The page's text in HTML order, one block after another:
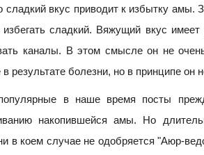
вкус приводит к избытку амы.
сладкий. Вяжущий вкус
каналы. В этом смысле он не
болезни, но в принципе он
в наше время посты
накопившейся амы. Но
в коем случае не одобряется "Аюр-